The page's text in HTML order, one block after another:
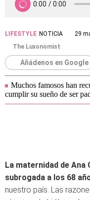
LIFESTYLE NOTICIA
29
The Luxonomist
Añádenos en Google
Muchos famosos han
cumplir su sueño de ser
La maternidad de
subrogada a los 68
nuestro país. Las